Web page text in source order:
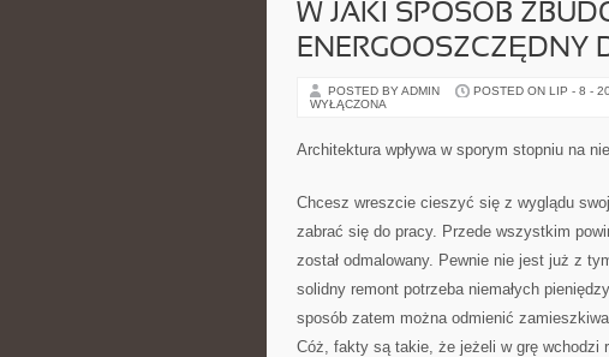
W JAKI SPOSÓB
ENERGOOSZCZĘDNY
POSTED BY ADMIN POSTED ON LIP - 8 -
WYŁĄCZONA
Architektura wpływa w sporym stopniu na
Chcesz wreszcie cieszyć się z wyglądu
zabrać się do pracy. Przede wszystkim
został odmalowany. Pewnie nie jest już z
solidny remont potrzeba niemałych
sposób zatem można odmienić
Cóż, fakty są takie, że jeżeli w grę wchodzi